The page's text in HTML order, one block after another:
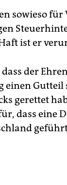
sowieso
ist er
der
einen
gerettet
dass eine